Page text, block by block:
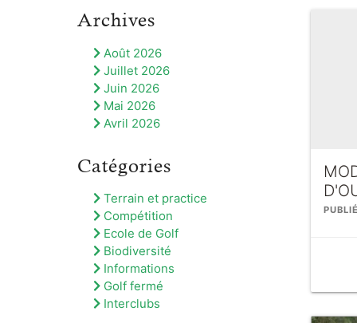
Archives
Août 2026
Juillet 2026
Juin 2026
Mai 2026
Avril 2026
Catégories
Terrain et practice
Compétition
Ecole de Golf
Biodiversité
Informations
Golf fermé
Interclubs